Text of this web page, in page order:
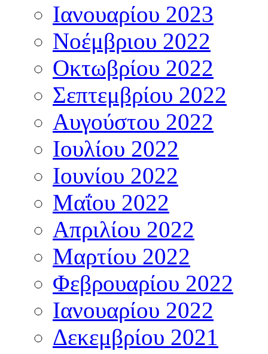
Ιανουαρίου 2023
Νοέμβριου 2022
Οκτωβρίου 2022
Σεπτεμβρίου 2022
Αυγούστου 2022
Ιουλίου 2022
Ιουνίου 2022
Μαΐου 2022
Απριλίου 2022
Μαρτίου 2022
Φεβρουαρίου 2022
Ιανουαρίου 2022
Δεκεμβρίου 2021